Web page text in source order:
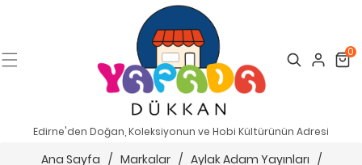
Search Cart
0
Edirne'den Doğan, Koleksiyonun ve Hobi Kültürünün Adresi
Ana Sayfa / Markalar / Aylak Adam Yayınları /